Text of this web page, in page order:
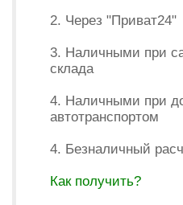
2. Через "Приват24"
3. Наличными при
склада
4. Наличными при
автотранспортом
4. Безналичный
Как получить?